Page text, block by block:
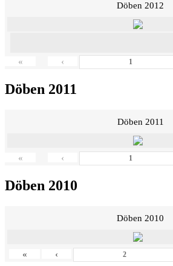
Döben 2012
« ‹
Döben 2011
Döben 2011
« ‹
Döben 2010
Döben 2010
« ‹